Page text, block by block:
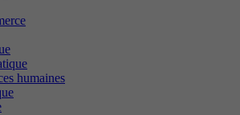
humaines